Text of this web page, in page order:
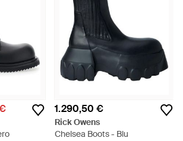
1.290,50 €
Rick Owens
Chelsea Boots - Blu